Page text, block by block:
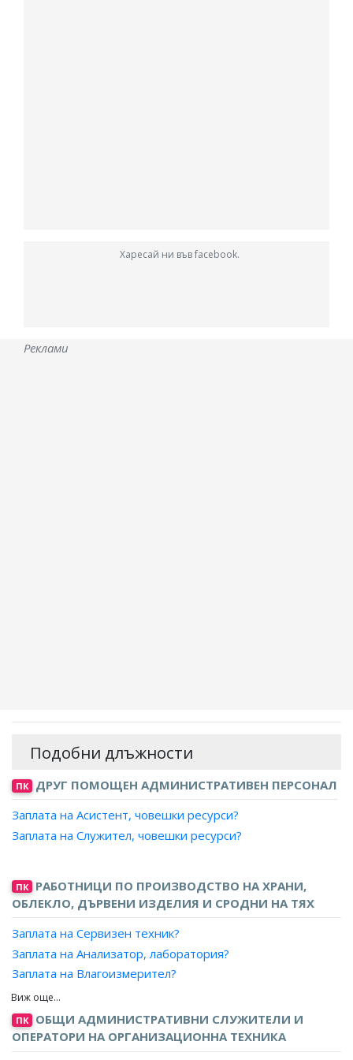
Харесай ни във facebook.
Реклами
Подобни длъжности
ПК ДРУГ ПОМОЩЕН АДМИНИСТРАТИВЕН ПЕРСОНАЛ
Заплата на Асистент, човешки ресурси?
Заплата на Служител, човешки ресурси?
ПК РАБОТНИЦИ ПО ПРОИЗВОДСТВО НА ХРАНИ,
ОБЛЕКЛО, ДЪРВЕНИ ИЗДЕЛИЯ И СРОДНИ НА ТЯХ
Заплата на Сервизен техник?
Заплата на Анализатор, лаборатория?
Заплата на Влагоизмерител?
Заплата на Измервач, феритни и магнитни изделия?
Заплата на Изчислител, грешки и отчетник?
Заплата на Лаборант?
Заплата на Пробовземач?
ПК
ОБЩИ АДМИНИСТРАТИВНИ СЛУЖИТЕЛИ И
ОПЕРАТОРИ НА ОРГАНИЗАЦИОННА ТЕХНИКА